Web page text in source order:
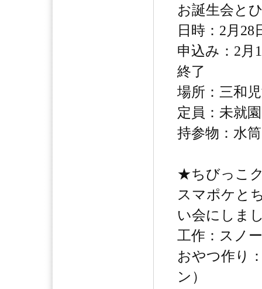
お誕生会と
日時：2月28
申込み：2
終了
場所：三和
定員：未就
持参物：水筒
★ちびっこ
スマポケと
い会にしま
工作：スノ
おやつ作り
ン）